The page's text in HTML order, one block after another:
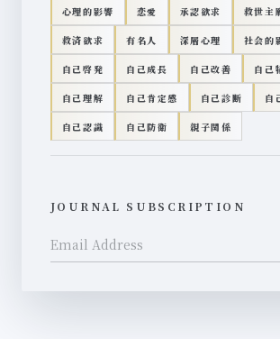
心理的影響 恋愛 承認欲求 救世主
救済欲求 有名人 深層心理 社会的
自己啓発 自己成長 自己改善 自己
自己理解 自己肯定感 自己診断 自
自己認識 自己防衛 親子関係
JOURNAL SUBSCRIPTION